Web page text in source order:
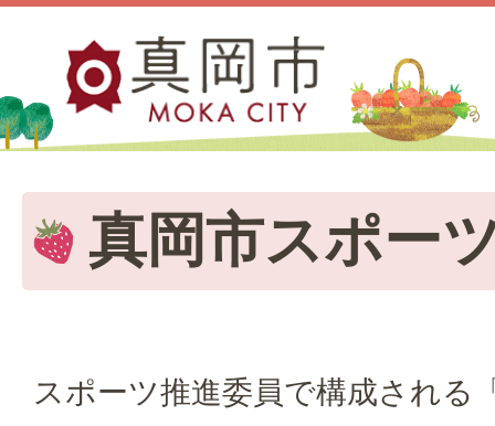
真岡市スポー
スポーツ推進委員で構成される